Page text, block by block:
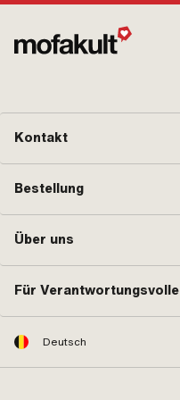
Kontakt
Bestellung
Über uns
Für Verantwortungsvolle
Deutsch